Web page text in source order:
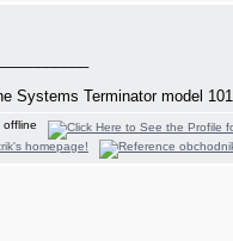
Systems Terminator model 101